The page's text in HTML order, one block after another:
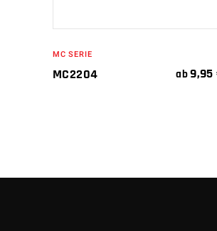
MC SERIE
MC2204 ab9,95